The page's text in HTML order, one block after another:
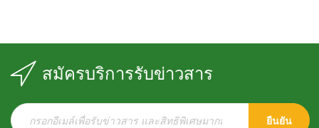
สมัครบริการรับข่าวสาร
ยืนยัน